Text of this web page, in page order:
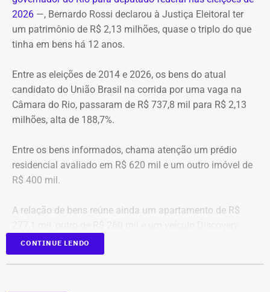
Pré-hora: 19h, com cobertura especial pelo YouTube do
TEMPO REAL
A operação mobilizou cerca de 40 militares, 11 viaturas e
4 unidades operacionais.
2026 —, Bernardo Rossi declarou à Justiça Eleitoral ter
um patrimônio de R$ 2,13 milhões, quase o triplo do que
tinha em bens há 12 anos.
Entre as eleições de 2014 e 2026, os bens do atual
candidato do União Brasil na corrida por uma vaga na
Câmara do Rio, passaram de R$ 737,8 mil para R$ 2,13
milhões, alta de 188,7%.
Entre os bens informados, chama atenção um prédio
residencial avaliado em R$ 620 mil e um outro imóvel de
R$ 400 mil.
A relação de bens reúne ainda um apartamento de R$
D300, ano 2023, declarado por R$ 330 mil. Também
aparecem na lista cerca de R$ 177 mil em aplicações e
CONTINUE LENDO